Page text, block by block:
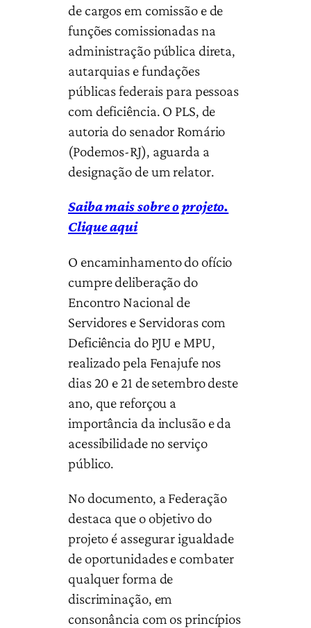
de cargos em comissão e de
funções comissionadas na
administração pública direta,
autarquias e fundações
públicas federais para pessoas
com deficiência. O PLS, de
autoria do senador Romário
(Podemos-RJ), aguarda a
designação de um relator.
Saiba mais sobre o projeto.
Clique aqui
O encaminhamento do ofício
cumpre deliberação do
Encontro Nacional de
Servidores e Servidoras com
Deficiência do PJU e MPU,
realizado pela Fenajufe nos
dias 20 e 21 de setembro deste
ano, que reforçou a
importância da inclusão e da
acessibilidade no serviço
público.
No documento, a Federação
destaca que o objetivo do
projeto é assegurar igualdade
de oportunidades e combater
qualquer forma de
discriminação, em
consonância com os princípios